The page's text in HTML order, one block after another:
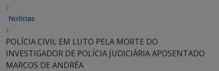
Notícias
POLÍCIA CIVIL EM LUTO PELA MORTE DO
INVESTIGADOR DE POLÍCIA JUDICIÁRIA APOSENTADO
MARCOS DE ANDRÉA